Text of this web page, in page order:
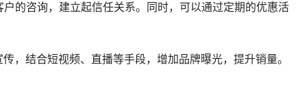
的咨询，建立起信任关系。同时，可以通过定期的优惠活
，结合短视频、直播等手段，增加品牌曝光，提升销量。